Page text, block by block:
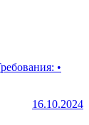
16.10.2024